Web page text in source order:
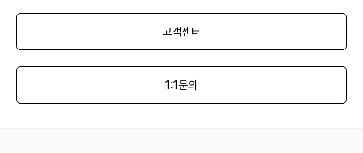
고객센터
1:1문의